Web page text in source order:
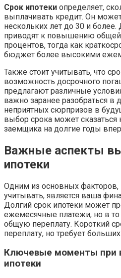
Срок ипотеки определяет,
выплачивать кредит. Он
нескольких лет до 30 и
приводят к повышению
процентов, тогда как
бюджет более высокими
Также стоит учитывать, что
возможность досрочного
предлагают различные
важно заранее разобраться в
неприятных сюрпризов в
выбор срока может сказаться
заемщика на долгие годы
Важные аспекты
ипотеки
Одним из основных факторов,
учитывать, является ваша
Долгий срок ипотеки может
ежемесячные платежи, но в
общую переплату. Короткий
переплату, но требует
Ключевые моменты при
ипотеки